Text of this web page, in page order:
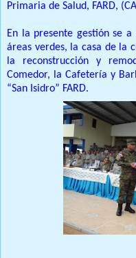
Primaria de Salud, FARD,
En la presente gestión se
áreas verdes, la casa de la
la reconstrucción y
Comedor, la Cafetería y
“San Isidro” FARD.